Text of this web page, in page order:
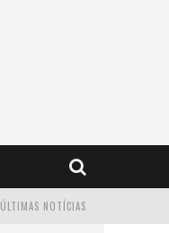
ÚLTIMAS NOTÍCIAS